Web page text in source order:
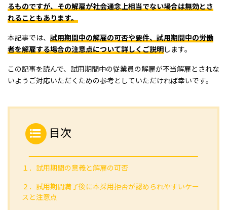
るものですが、その解雇が社会通念上相当でない場合は無効とさ
れることもあります。
本記事では、 試用期間中の解雇の可否や要件、試用期間中の労働
者を解雇する場合の注意点について詳しくご説明します。
この記事を読んで、試用期間中の従業員の解雇が不当解雇とされな
いようご対応いただくための参考としていただければ幸いです。
目次
１．試用期間の意義と解雇の可否
２．試用期間満了後に本採用拒否が認められやすいケー
スと注意点